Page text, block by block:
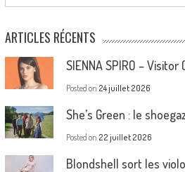
ARTICLES RÉCENTS
SIENNA SPIRO –
Posted on 24 juillet 2026
She’s Green : le
Posted on 22 juillet 2026
Blondshell sort les